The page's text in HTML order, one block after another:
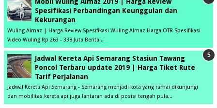
Mobil Wuling Almaz 2019 | Harga Review
Spesifikasi Perbandingan Keunggulan dan
Kekurangan
Wuling Almaz | Harga Review Spesifikasi Wuling Almaz Harga OTR Spesifikasi
Video Wuling Rp 263 - 338 Juta Berita...
Jadwal Kereta Api Semarang Stasiun Tawang
Poncol Terbaru update 2019 | Harga Tiket Rute
Tarif Perjalanan
Jadwal Kereta Api Semarang - Semarang menjadi kota yang ramai dikunjungi
dan mobilitas kereta api juga lantaran ada di posisi tengah pula...